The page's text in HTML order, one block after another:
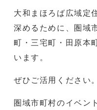
大和まほろば広域定
深めるために、圏域
町・三宅町・田原本
います。
ぜひご活用ください。
圏域市町村のイベン